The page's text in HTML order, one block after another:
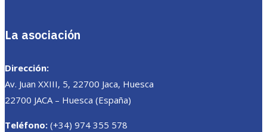
La asociación
Dirección:
Av. Juan XXIII, 5, 22700 Jaca, Huesca
22700 JACA – Huesca (España)
Teléfono: (+34) 974 355 578